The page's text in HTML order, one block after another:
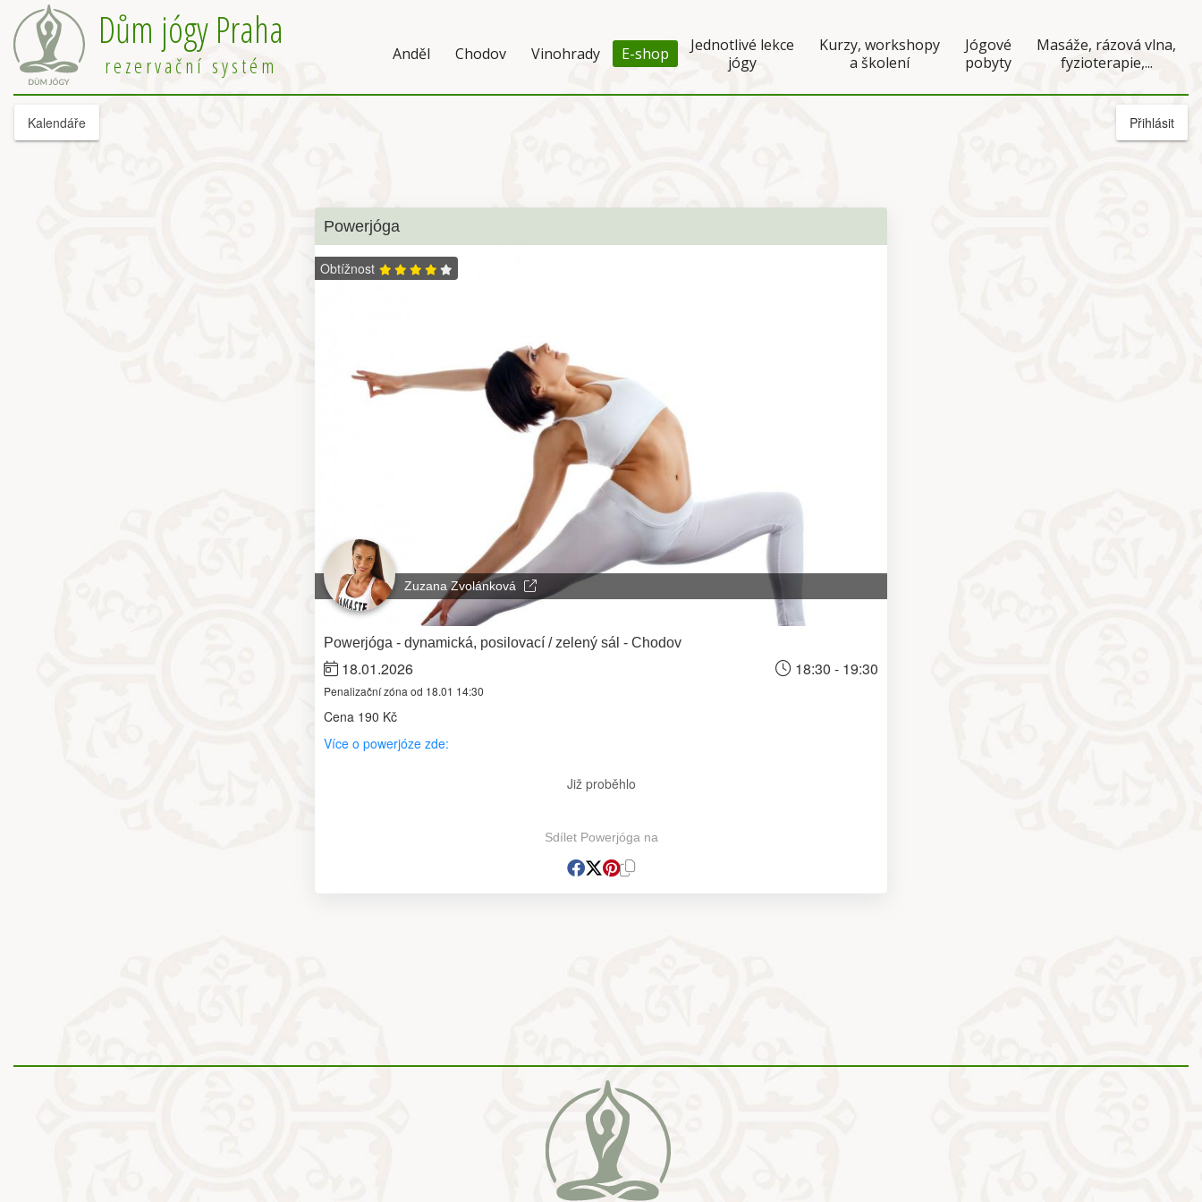
Dům jógy Praha
rezervační systém Anděl Chodov Vinohrady E-shop
Jednotlivé lekce
jógy
Kurzy, workshopy
a školení
Jógové
pobyty
Masáže, rázová vlna,
fyzioterapie,...
Kalendáře Přihlásit
Powerjóga
Obtížnost
Zuzana Zvolánková
Powerjóga - dynamická, posilovací / zelený sál - Chodov
18.01.2026 18:30 - 19:30
Penalizační zóna od 18.01 14:30
Cena 190 Kč
Více o powerjóze zde:
Již proběhlo
Sdílet Powerjóga na